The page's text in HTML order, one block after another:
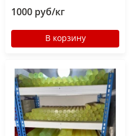
1000 руб/кг
В корзину